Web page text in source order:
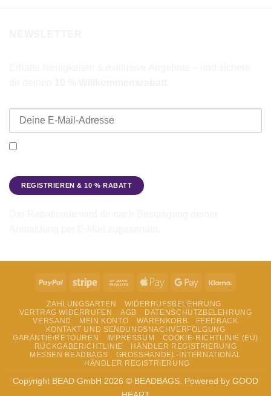
PayPal Stripe
Bank
Apple
Google
ZAHLUNGSARTEN
WIDERRUFSBELEHRUNG
VERTRAG WIDERRUFEN
AGB
DATENSCHUTZBELEHRUNG
VERSAND
MEIN KONTO WARENKORB
FEEDBACK
KONTAKT UND SENDUNGSNACHVERFOLGUNG
GARANTIE/RETOUREN
IMPRESSUM
COOKIE-RICHTLINIE (EU)
RÜCKGABERICHTLINIE
HÄNDLER REGISTRIERUNG
MESSEN BEADBAGS
GROSSHANDEL-INTERNATIONAL
HÄNDLER REGISTRIERUNG
Copyright BEAD GmbH 2026 © BEADBAGS. Powered by GOOD